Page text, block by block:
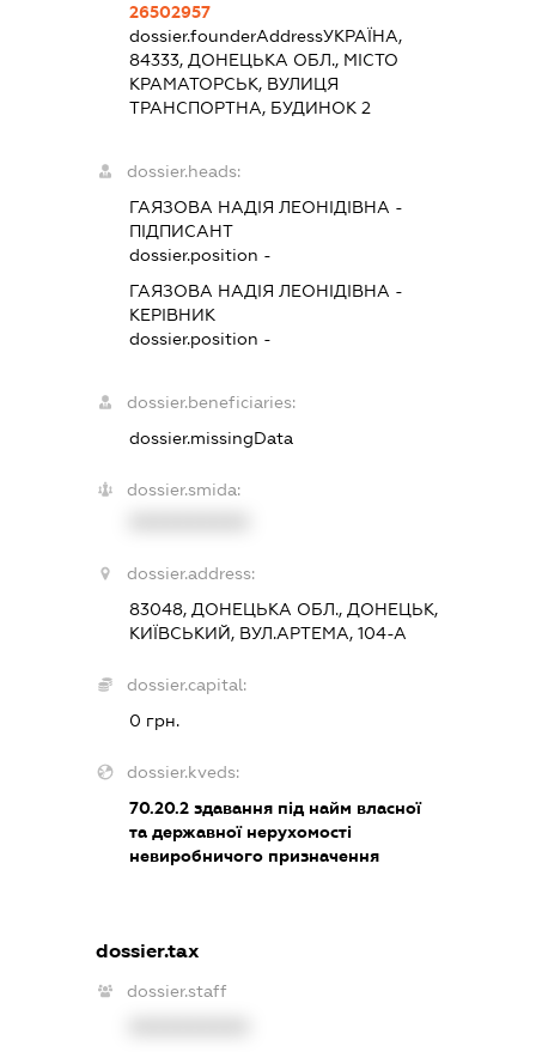
26502957
dossier.founderAddressУКРАЇНА,
84333, ДОНЕЦЬКА ОБЛ., МІСТО
КРАМАТОРСЬК, ВУЛИЦЯ
ТРАНСПОРТНА, БУДИНОК 2
dossier.heads:
ГАЯЗОВА НАДІЯ ЛЕОНІДІВНА -
ПІДПИСАНТ
dossier.position -
ГАЯЗОВА НАДІЯ ЛЕОНІДІВНА -
КЕРІВНИК
dossier.position -
dossier.beneficiaries:
dossier.missingData
dossier.smida:
dossier.address:
83048, ДОНЕЦЬКА ОБЛ., ДОНЕЦЬК,
КИЇВСЬКИЙ, ВУЛ.АРТЕМА, 104-А
dossier.capital:
0 грн.
dossier.kveds:
70.20.2 здавання під найм власної
та державної нерухомості
невиробничого призначення
dossier.tax
dossier.staff